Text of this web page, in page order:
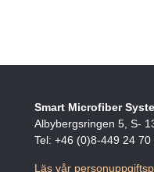
Smart Microfiber
Albybergsringen 5, S-
Tel: +46 (0)8-449 24
Läs vår